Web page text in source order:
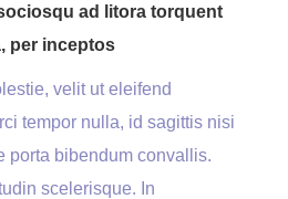
ad litora torquent
per inceptos
velit ut eleifend
tempor nulla, id sagittis nisi
porta bibendum convallis.
scelerisque. In